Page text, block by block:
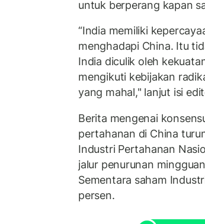
untuk berperang kapan
“India memiliki
menghadapi China. Itu
India diculik oleh
mengikuti kebijakan
yang mahal," lanjut isi
Berita mengenai
pertahanan di China
Industri Pertahanan
jalur penurunan
Sementara saham
persen.